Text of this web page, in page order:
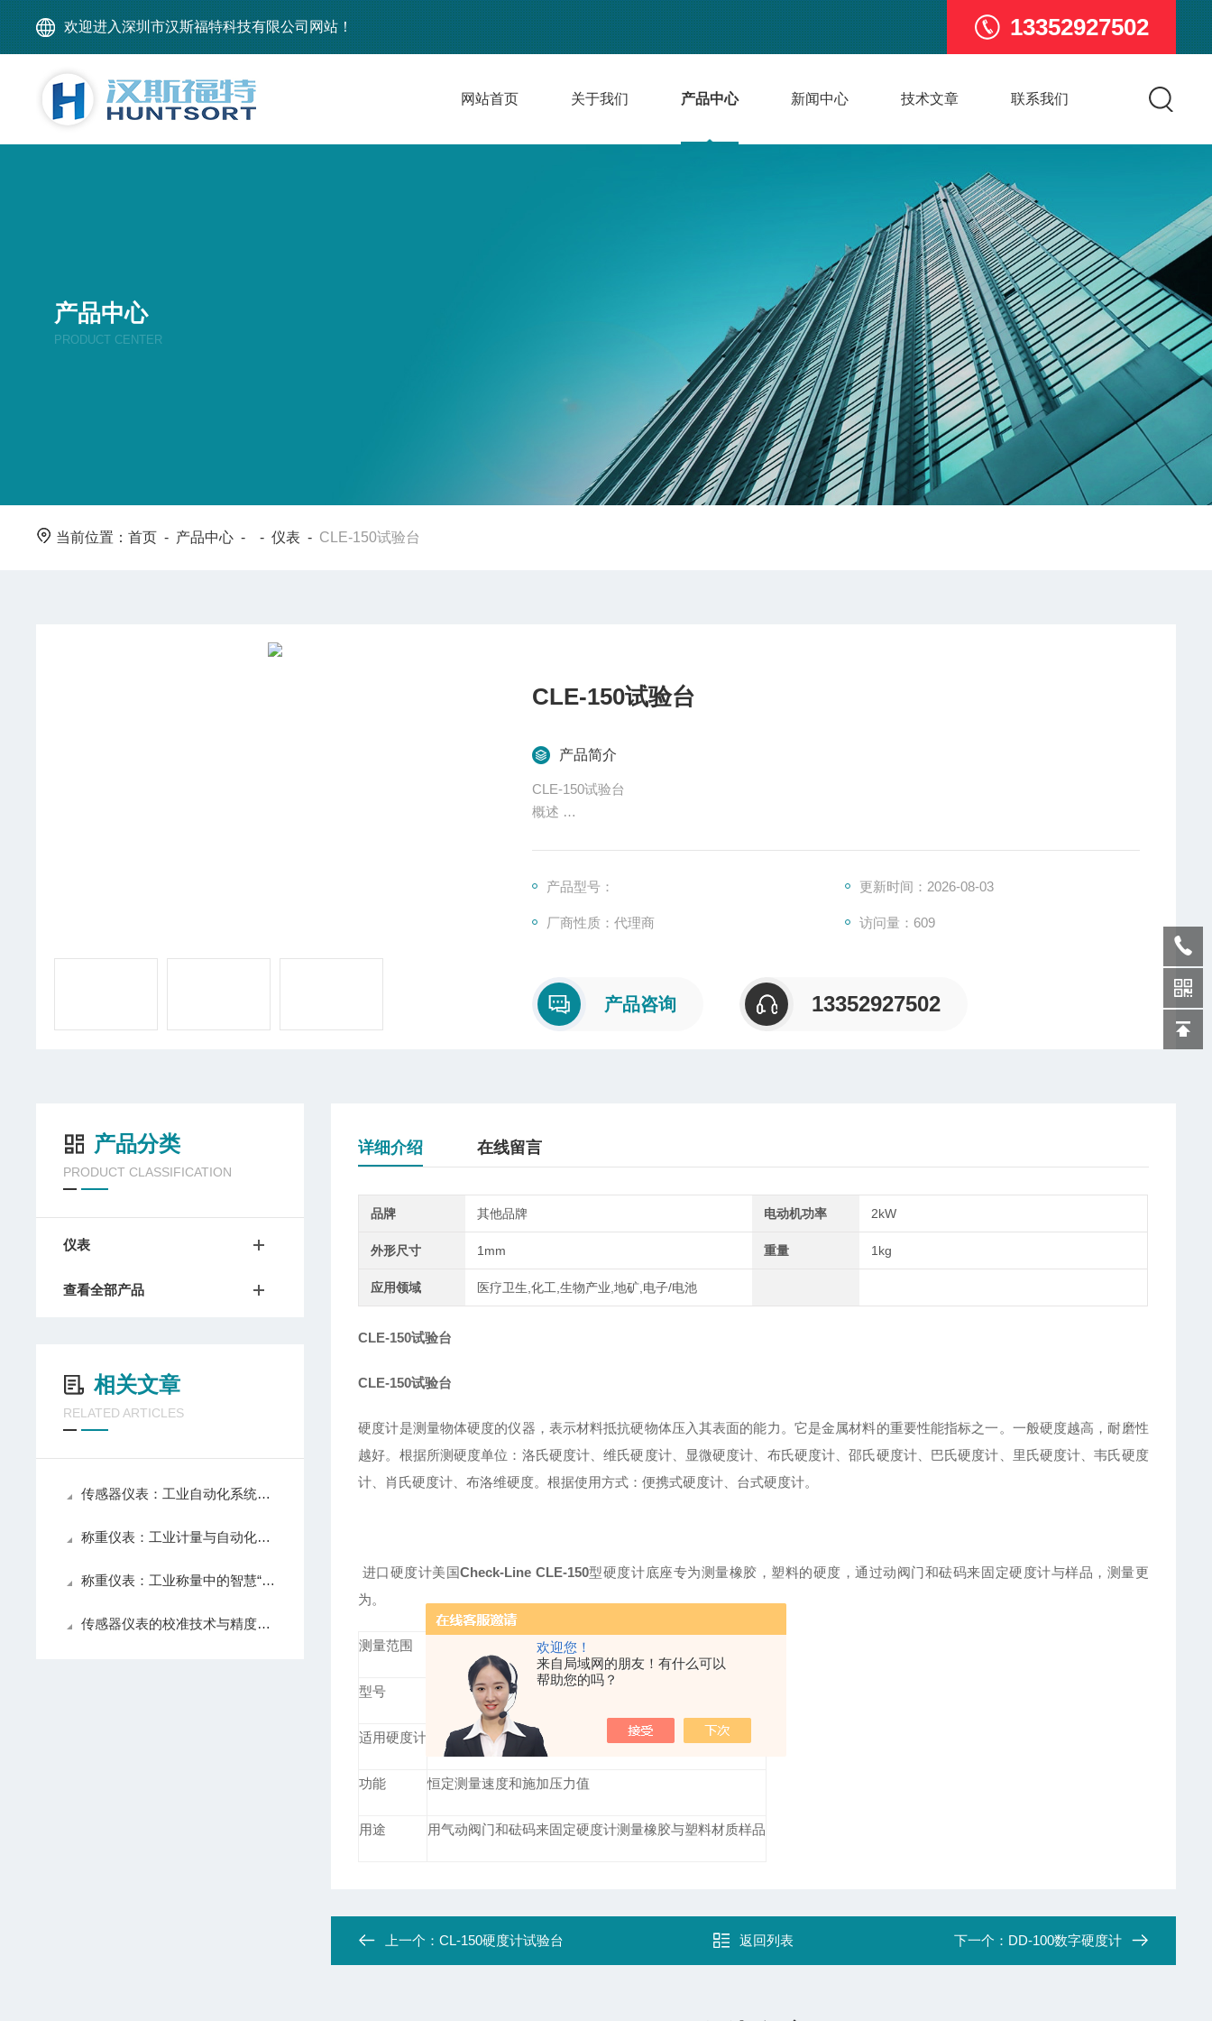
欢迎您！
来自局域网的朋友！有什么可以
帮助您的吗？
欢迎进入深圳市汉斯福特科技有限公司网站！ 13352927502
网站首页 关于我们 产品中心 新闻中心 技术文章 联系我们
产品中心
PRODUCT CENTER
当前位置：首页 - 产品中心 - -仪表 - CLE-150试验台
CLE-150试验台
产品简介
CLE-150试验台
概述
标之一。一般硬度越高，耐磨性越好。根据所测硬度单位：洛氏硬度计、维氏硬度计、显微硬度计、
使用方式：便携式硬度计、台式硬度计。
产品型号： 更新时间：2026-08-03
厂商性质：代理商 访问量：609
产品咨询 13352927502
详细介绍 在线留言
品牌 其他品牌 电动机功率 2kW
外形尺寸 1mm 重量 1kg
应用领域 医疗卫生,化工,生物产业,地矿,电子/电池
CLE-150试验台
CLE-150试验台
硬度计是测量物体硬度的仪器，表示材料抵抗硬物体压入其表面的能力。它是金属材料的重要性能指标之一。一般硬度越高，耐磨性
越好。根据所测硬度单位：洛氏硬度计、维氏硬度计、显微硬度计、布氏硬度计、邵氏硬度计、巴氏硬度计、里氏硬度计、韦氏硬度
计、肖氏硬度计、布洛维硬度。根据使用方式：便携式硬度计、台式硬度计。
进口硬度计美国Check-Line CLE-150型硬度计底座专为测量橡胶，塑料的硬度 ，通过动阀门和砝码来固定硬度计与样品，测量更
为。
测量范围
型号 -150L/ CLE -150H/ CL E -150M
适用硬度计 邵/肖氏A/C/D/Asker C
功能 恒定测量速度和施加压力值
用途 用气动阀门和砝码来固定硬度计测量橡胶与塑料材质样品
上一个：CL-150硬度计试验台 返回列表 下一个： DD-100数字硬度计
产品分类
PRODUCT CLASSIFICATION
仪表
查看全部产品
相关文章
RELATED ARTICLES
传感器仪表：工业自动化系统的感知核心
称重仪表：工业计量与自动化控制的核心组件
称重仪表：工业称量中的智慧“大脑”
传感器仪表的校准技术与精度提升方法